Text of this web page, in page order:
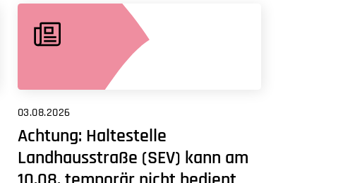
03.08.2026
Achtung: Haltestelle
Landhausstraße (SEV) kann am